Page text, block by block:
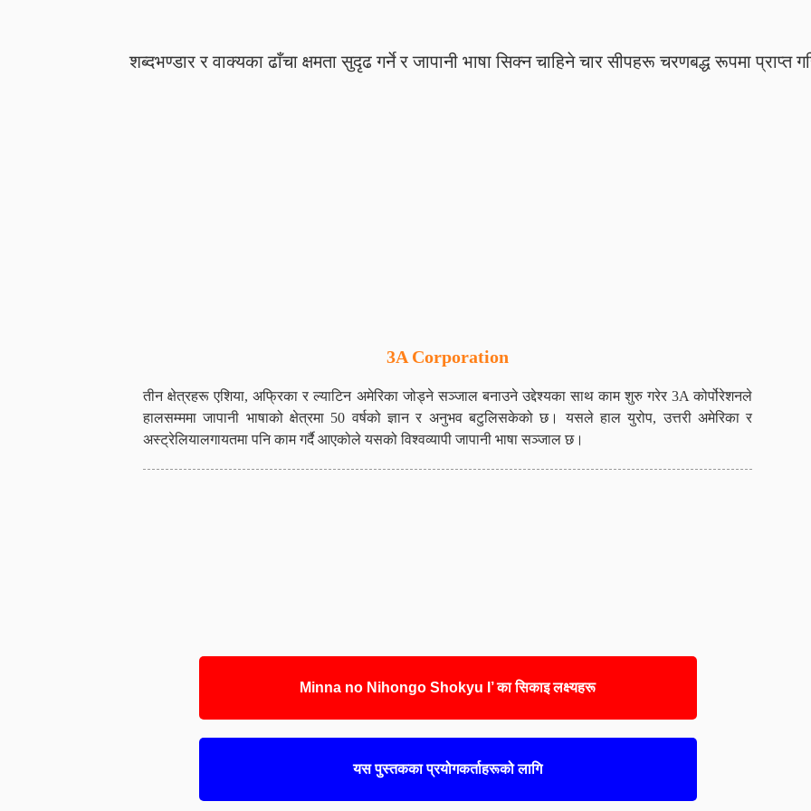
शब्दभण्डार र वाक्यका ढाँचा क्षमता सुदृढ गर्ने र जापानी भाषा सिक्न चाहिने चार सीपहरू चरणबद्ध रूपमा प्राप्त
3A Corporation
तीन क्षेत्रहरू एशिया, अफ्रिका र ल्याटिन अमेरिका जोड्ने सञ्जाल बनाउने उद्देश्यका साथ काम शुरु गरेर 3A कोर्पोरेशनले
हालसम्ममा जापानी भाषाको क्षेत्रमा 50 वर्षको ज्ञान र अनुभव बटुलिसकेको छ। यसले हाल युरोप, उत्तरी अमेरिका र
अस्ट्रेलियालगायतमा पनि काम गर्दै आएकोले यसको विश्वव्यापी जापानी भाषा सञ्जाल छ।
Minna no Nihongo Shokyu I’ का सिकाइ लक्ष्यहरू
यस पुस्तकका प्रयोगकर्ताहरूको लागि